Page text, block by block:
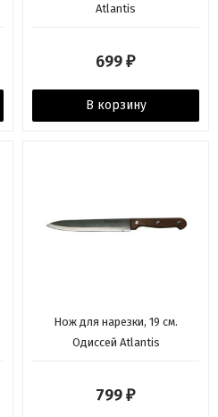
Atlantis
699 ₽
В корзину
Нож для нарезки, 19 см.
Одиссей Atlantis
799 ₽